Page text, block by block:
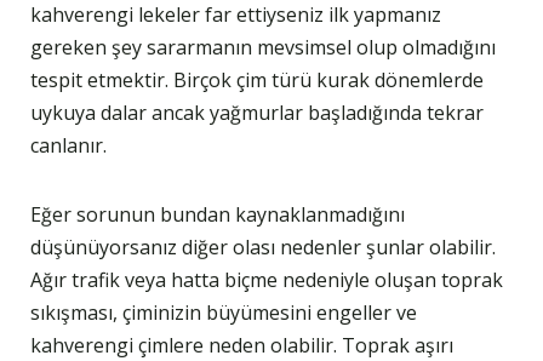
kahverengi lekeler far ettiyseniz ilk yapmanız
gereken şey sararmanın mevsimsel olup olmadığını
tespit etmektir. Birçok çim türü kurak dönemlerde
uykuya dalar ancak yağmurlar başladığında tekrar
canlanır.
Eğer sorunun bundan kaynaklanmadığını
düşünüyorsanız diğer olası nedenler şunlar olabilir.
Ağır trafik veya hatta biçme nedeniyle oluşan toprak
sıkışması, çiminizin büyümesini engeller ve
kahverengi çimlere neden olabilir. Toprak aşırı